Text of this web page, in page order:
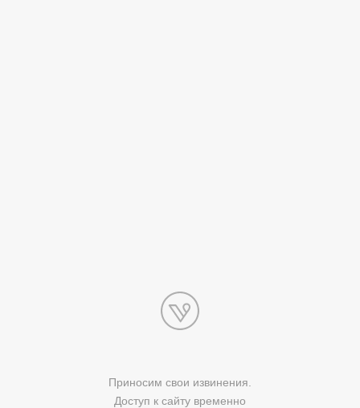
Приносим свои извинения.
Доступ к сайту временно